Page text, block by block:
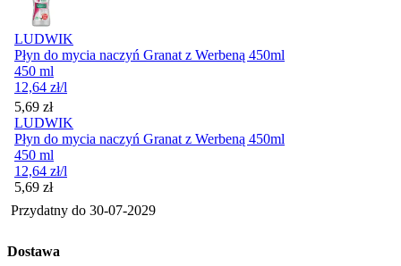
LUDWIK
Płyn do mycia naczyń Granat z Werbeną 450ml
450 ml
12,64 zł/l
Cena
5,69 zł
LUDWIK
Płyn do mycia naczyń Granat z Werbeną 450ml
450 ml
12,64 zł/l
Cena
5,69 zł
Przydatny do 30-07-2029
Dostawa